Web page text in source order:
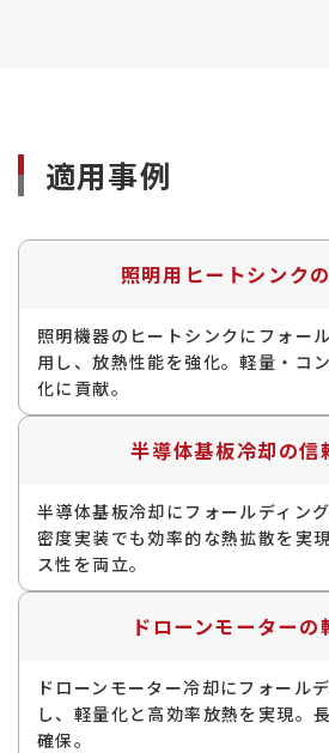
適用事例
照明用ヒートシンク
照明機器のヒートシンクにフォー
用し、放熱性能を強化。軽量・コ
化に貢献。
半導体基板冷却の信
半導体基板冷却にフォールディン
密度実装でも効率的な熱拡散を実
ス性を両立。
ドローンモーターの
ドローンモーター冷却にフォール
し、軽量化と高効率放熱を実現。
確保。